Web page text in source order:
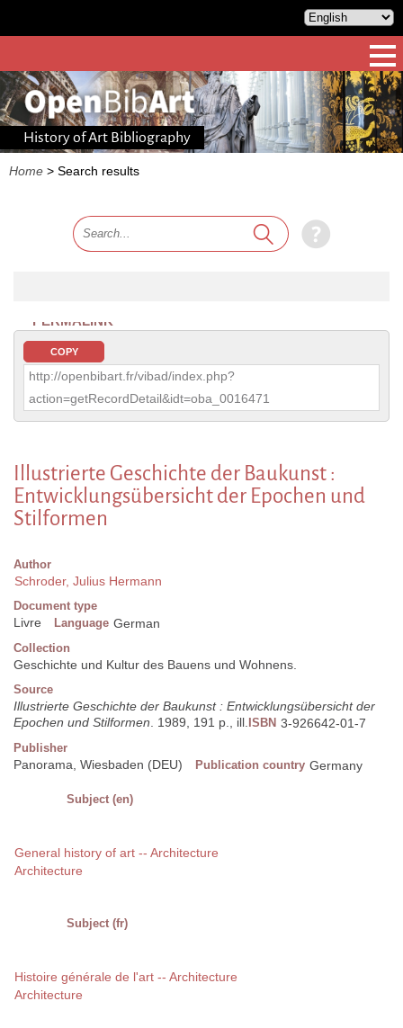
History of Art Bibliography
Home > Search results
PERMALINK
COPY
http://openbibart.fr/vibad/index.php?
action=getRecordDetail&idt=oba_0016471
Illustrierte Geschichte der Baukunst :
Entwicklungsübersicht der Epochen und
Stilformen
Author
Schroder, Julius Hermann
Document type
Livre Language German
Collection
Geschichte und Kultur des Bauens und Wohnens.
Source
Illustrierte Geschichte der Baukunst : Entwicklungsübersicht der
Epochen und Stilformen. 1989, 191 p., ill. ISBN 3-926642-01-7
Publisher
Panorama, Wiesbaden (DEU) Publication country Germany
Subject (en)
General history of art -- Architecture
Architecture
Subject (fr)
Histoire générale de l'art -- Architecture
Architecture